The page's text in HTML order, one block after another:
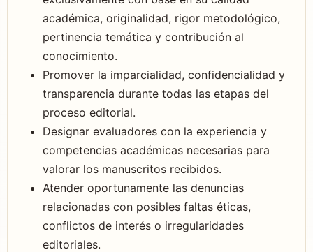
académica, originalidad, rigor metodológico,
pertinencia temática y contribución al
conocimiento.
Promover la imparcialidad, confidencialidad y
transparencia durante todas las etapas del
proceso editorial.
Designar evaluadores con la experiencia y
competencias académicas necesarias para
valorar los manuscritos recibidos.
Atender oportunamente las denuncias
relacionadas con posibles faltas éticas,
conflictos de interés o irregularidades
editoriales.